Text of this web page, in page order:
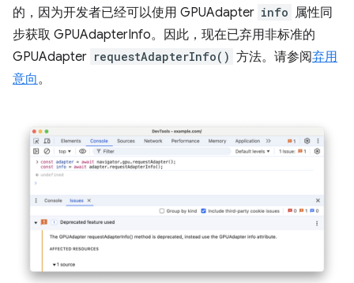
的，因为开发者已经可以使用 GPUAdapter info 属性同
步获取 GPUAdapterInfo。因此，现在已弃用非标准的
GPUAdapter requestAdapterInfo() 方法。请参阅弃用
意向。